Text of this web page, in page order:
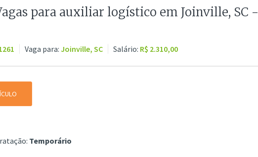
para auxiliar logístico em Joinville, SC -
Vaga para: Joinville, SC Salário: R$ 2.310,00
Temporário